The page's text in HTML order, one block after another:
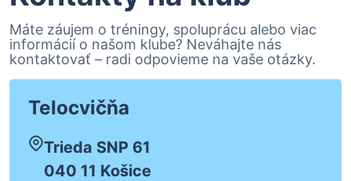
Máte záujem o tréningy, spoluprácu alebo viac
informácií o našom klube? Neváhajte nás
kontaktovať – radi odpovieme na vaše otázky.
Telocvičňa
Trieda SNP 61
040 11 Košice